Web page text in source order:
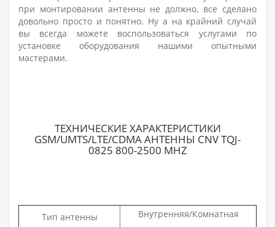
при монтировании антенны не должно, все сделано
довольно просто и понятно. Ну а на крайний случай
вы всегда можете воспользоваться услугами по
установке оборудования нашими опытными
мастерами.
ТЕХНИЧЕСКИЕ ХАРАКТЕРИСТИКИ
GSM/UMTS/LTE/CDMA АНТЕННЫ CNV TQJ-
0825 800-2500 MHZ
Тип антенны
Внутренняя/Комнатная